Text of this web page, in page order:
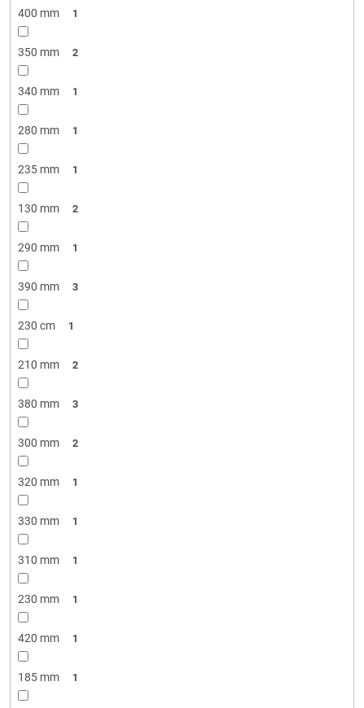
400 mm 1
350 mm 2
340 mm 1
280 mm 1
235 mm 1
130 mm 2
290 mm 1
390 mm 3
230 cm 1
210 mm 2
380 mm 3
300 mm 2
320 mm 1
330 mm 1
310 mm 1
230 mm 1
420 mm 1
185 mm 1